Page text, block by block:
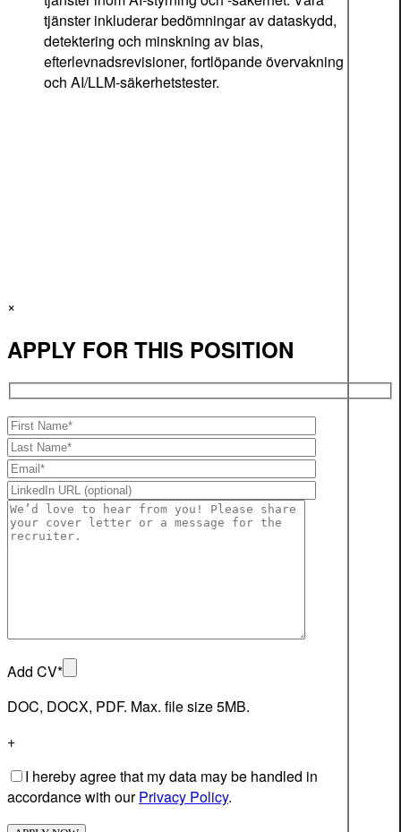
tjänster inkluderar bedömningar av dataskydd,
detektering och minskning av bias,
efterlevnadsrevisioner, fortlöpande övervakning
och AI/LLM-säkerhetstester.
×
APPLY FOR THIS POSITION
Add CV*
DOC, DOCX, PDF. Max. file size 5MB.
+
I hereby agree that my data may be handled in
accordance with ourPrivacy Policy.